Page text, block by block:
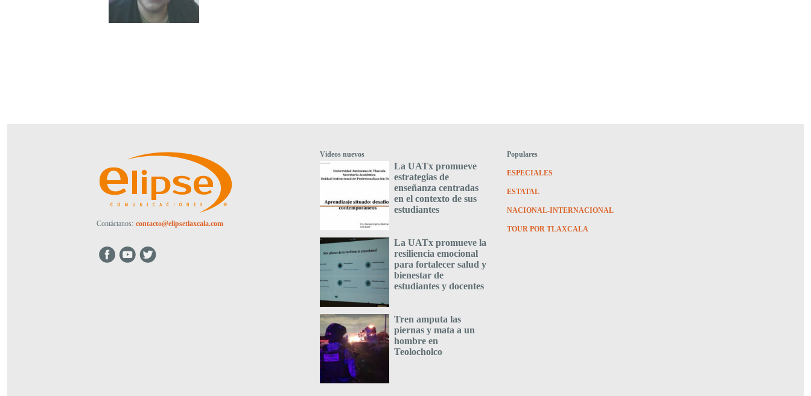
Contáctanos: contacto@elipsetlaxcala.com
Videos nuevos
La UATx promueve
estrategias de
enseñanza centradas
en el contexto de sus
estudiantes
La UATx promueve la
resiliencia emocional
para fortalecer salud y
bienestar de
estudiantes y docentes
Tren amputa las
piernas y mata a un
hombre en
Teolocholco
Populares
ESPECIALES
ESTATAL
NACIONAL-INTERNACIONAL
TOUR POR TLAXCALA